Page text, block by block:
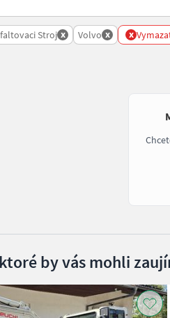
Stroj x Volvo x x
by vás mohli